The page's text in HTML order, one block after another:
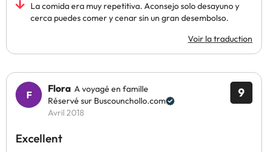
La comida era muy repetitiva. Aconsejo solo desayuno y
cerca puedes comer y cenar sin un gran desembolso.
Voir la traduction
9
Flora A voyagé en famille
Réservé sur Buscounchollo.com
Avril 2018
Excellent